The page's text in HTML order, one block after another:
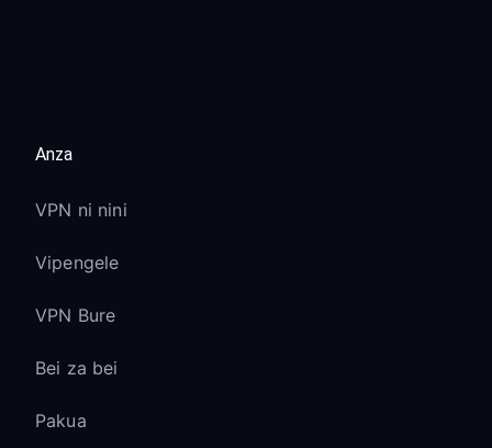
Anza
VPN ni nini
Vipengele
VPN Bure
Bei za bei
Pakua